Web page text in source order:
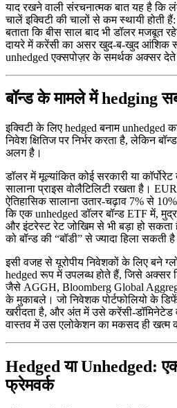
याद रखने वाली संरचनात्मक बात यह है कि
चालें इक्विटी की चालों से कम स्थायी
बताता कि बीस साल बाद भी डॉलर मजबूत
दायरे में करेंसी का असर खुद-ब-खुद आंशिक
unhedged एक्सपोज़र के समर्थक अक्सर देते
बॉन्ड के मामले में hedging
इक्विटी के लिए hedged बनाम
निवेश क्षितिज पर निर्भर करता है, लेकिन
अलग है।
डॉलर में मूल्यांकित कोई सरकारी या
सालाना प्राइस वोलैटिलिटी रखता है।
ऐतिहासिक सालाना उतार-चढ़ाव 7% से
कि एक unhedged डॉलर बॉन्ड ETF में,
और इंटरेस्ट रेट जोखिम से भी बड़ा हो सकता
को बॉन्ड की “बॉडी” से ज्यादा हिला सकती
इसी वजह से यूरोपीय निवेशकों के लिए बने
hedged रूप में उपलब्ध होते हैं, जिसे अक्सर
जैसे AGGH, Bloomberg Global
के मुकाबले। जो निवेशक पोर्टफोलियो के
खरीदता है, और अंत में उसे करेंसी-डॉमिनेटेड
वास्तव में उस एलोकेशन का मकसद ही खत्म
Hedged या Unhedged: एक
फ्रेमवर्क